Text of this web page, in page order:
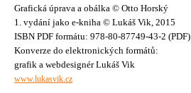
Grafická úprava a obálka © Otto Horský
1. vydání jako e-kniha © Lukáš Vik, 2015
ISBN PDF formátu: 978-80-87749-43-2 (PDF)
Konverze do elektronických formátů:
grafik a webdesignér Lukáš Vik
www.lukasvik.cz